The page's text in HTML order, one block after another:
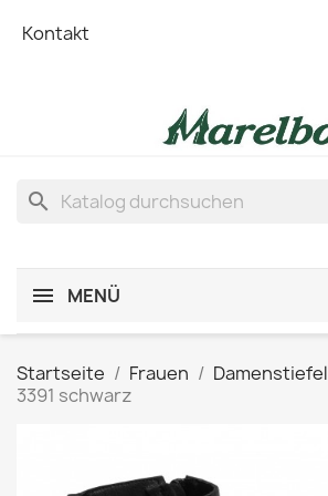
Kontakt
search
MENÜ
Startseite Frauen Damenstiefel
3391 schwarz